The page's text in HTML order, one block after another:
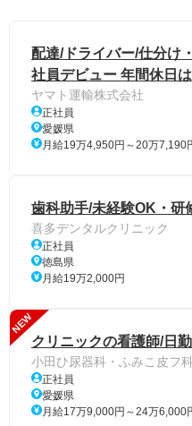
配達/ドライバー/仕分け
社員デビュー 年間休日
ヤマト運輸株式会社
正社員
愛媛県
月給19万4,950円～20万7,190
歯科助手/未経験OK・研
喜多デンタルクリニック
正社員
徳島県
月給19万2,000円
NEW
クリニックの看護師/日
小田ひ尿器科・ふみこ皮フ
正社員
愛媛県
月給17万9,000円～24万6,000